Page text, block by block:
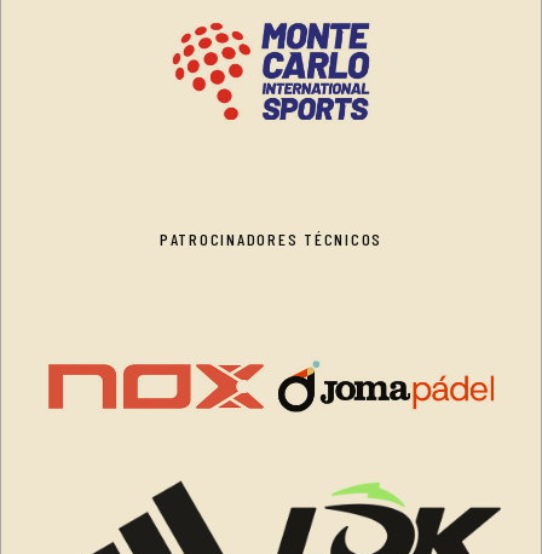
PATROCINADORES TÉCNICOS